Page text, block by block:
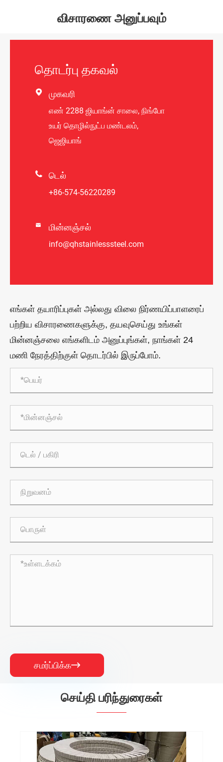
விசாரணை அனுப்பவும்
தொடர்பு தகவல்
 முகவரி
எண் 2288 ஜியாங்ன் சாலை, நிங்போ
உயர் தொழில்நுட்ப மண்டலம்,
ஜெஜியாங்
 டெல்
+86-574-56220289
 மின்னஞ்சல்
info@qhstainlesssteel.com
எங்கள் தயாரிப்புகள் அல்லது விலை நிர்ணயிப்பாளரைப்
பற்றிய விசாரணைகளுக்கு, தயவுசெய்து உங்கள்
மின்னஞ்சலை எங்களிடம் அனுப்புங்கள், நாங்கள் 24
மணி நேரத்திற்குள் தொடர்பில் இருப்போம்.
சமர்ப்பிக்க
செய்தி பரிந்துரைகள்